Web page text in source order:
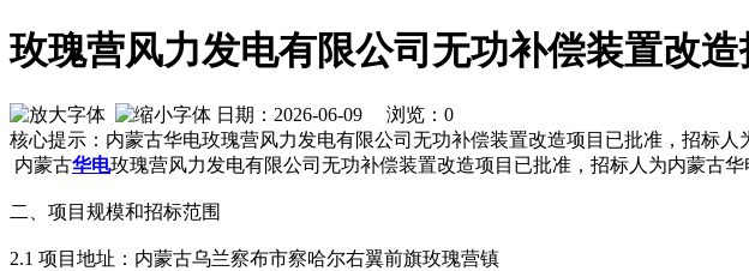
玫瑰营风力发电有限公司无功补偿装置改
日期：2026-06-09 浏览： 0
核心提示：内蒙古华电玫瑰营风力发电有限公司无功补偿装置改造项目已批准，招标
内蒙古华电玫瑰营风力发电有限公司无功补偿装置改造项目已批准，招标人为内蒙古
二、项目规模和招标范围
2.1 项目地址：内蒙古乌兰察布市察哈尔右翼前旗玫瑰营镇